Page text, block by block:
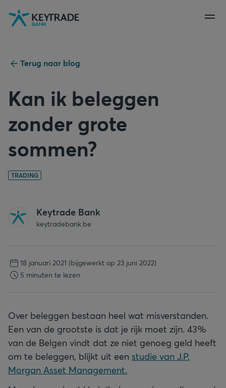
Naar
navigatie
Naar
aanmelden
Naar
inhoud
Terug naar blog
Kan ik beleggen
zonder grote
sommen?
TRADING
Keytrade Bank
keytradebank.be
18 januari 2021 (bijgewerkt op 23 juni 2022)
5 minuten te lezen
Over beleggen bestaan heel wat misverstanden.
Een van de grootste is dat je rijk moet zijn. 43%
van de Belgen vindt dat ze niet genoeg geld heeft
om te beleggen, blijkt uit een studie van J.P.
Morgan Asset Management.